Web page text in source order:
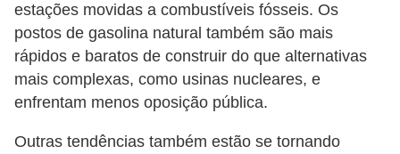
estações movidas a combustíveis fósseis. Os
postos de gasolina natural também são mais
rápidos e baratos de construir do que alternativas
mais complexas, como usinas nucleares, e
enfrentam menos oposição pública.
Outras tendências também estão se tornando